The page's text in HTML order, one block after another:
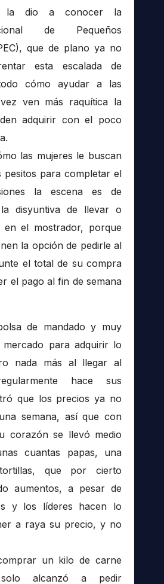
la dio a conocer la
de Pequeños
que de plano ya no
esta escalada de
cómo ayudar a las
ven más raquítica la
adquirir con el poco
las mujeres le buscan
para completar el
la escena es de
disyuntiva de llevar o
en el mostrador, porque
la opción de pedirle al
el total de su compra
el pago al fin de semana
de mandado y muy
para adquirir lo
nada más al llegar al
hace sus
que los precios ya no
semana, así que con
corazón se llevó medio
cuantas papas, una
que por cierto
aumentos, a pesar de
y los líderes hacen lo
a raya su precio, y no
un kilo de carne
alcanzó a pedir